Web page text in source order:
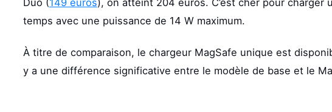
temps avec une puissance de 14 W maximum.
À titre de comparaison, le chargeur MagSafe unique est
y a une différence significative entre le modèle de base et le